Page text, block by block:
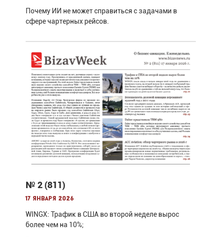
Почему ИИ не может справиться с задачами в
сфере чартерных рейсов.
№ 2 (811)
17 января 2026
WINGX: Трафик в США во второй неделе вырос
более чем на 10%;